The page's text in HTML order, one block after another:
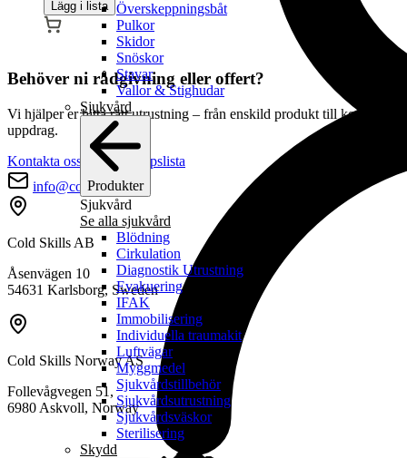
Överskeppningsbåt
Pulkor
Skidor
Snöskor
Stavar
Vallor & Stighudar
Sjukvård
Produkter
Sjukvård
Se alla sjukvård
Blödning
Cirkulation
Diagnostik Utrustning
Evakuering
IFAK
Immobilisering
Individuella traumakit
Luftvägar
Myggmedel
Sjukvårdstillbehör
Sjukvårdsutrustning
Sjukvårdsväskor
Sterilisering
Skydd
Lägg i lista
Behöver ni rådgivning eller offert?
Vi hjälper er hitta rätt utrustning – från enskild produkt till komplett
uppdrag.
Kontakta oss
Skapa inköpslista
info@coldskills.com
Cold Skills AB
Åsenvägen 10
54631 Karlsborg, Sweden
Cold Skills Norway AS
Follevågvegen 51,
6980 Askvoll, Norway